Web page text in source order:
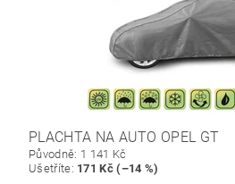
PLACHTA NA AUTO OPEL GT
Původně: 1 141 Kč
Ušetříte: 171 Kč (–14 %)